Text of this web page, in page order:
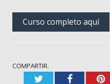
Curso completo aquí
COMPARTIR.
TwitterFacebook